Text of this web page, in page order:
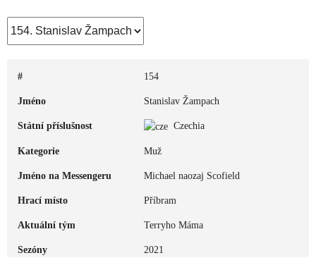
# 154
Jméno Stanislav Žampach
Státní příslušnost Czechia
Kategorie Muž
Jméno na Messengeru Michael naozaj Scofield
Hrací místo Příbram
Aktuální tým Terryho Máma
Sezóny 2021